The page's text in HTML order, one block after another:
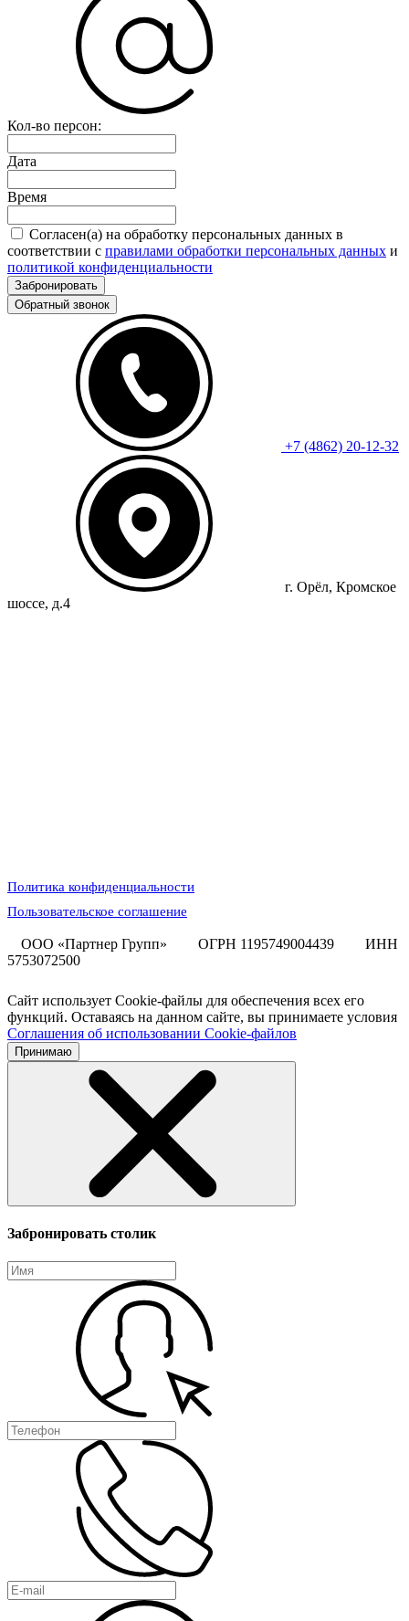
Кол-во персон:
Дата
Время
Согласен(а) на обработку персональных данных в
соответствии с правилами обработки персональных данных и
политикой конфиденциальности
Забронировать
Обратный звонок
+7 (4862) 20-12-32
г. Орёл, Кромское
шоссе, д.4
Политика конфиденциальности
Пользовательское соглашение
ООО «Партнер Групп» ОГРН 1195749004439
ИНН
5753072500
Сайт использует Cookie-файлы для обеспечения всех его
функций. Оставаясь на данном сайте, вы принимаете условия
Соглашения об использовании Cookie-файлов
Принимаю
Забронировать столик